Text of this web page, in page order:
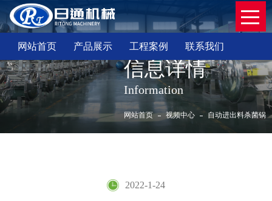
网站首页 产品展示 工程案例 联系我们
信息详情
Information
网站首页 视频中心 自动进出料杀菌锅
2022-1-24